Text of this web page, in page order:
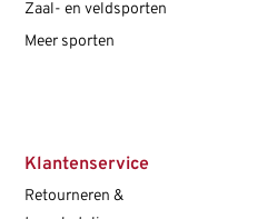
Zaal- en veldsporten
Meer sporten
Klantenservice
Retourneren &